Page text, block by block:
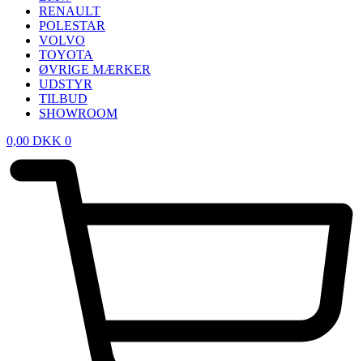
RENAULT
POLESTAR
VOLVO
TOYOTA
ØVRIGE MÆRKER
UDSTYR
TILBUD
SHOWROOM
0,00 DKK 0